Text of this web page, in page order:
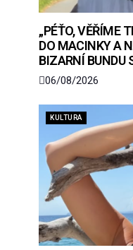
„PÉŤO, VĚŘÍME
DO MACINKY A
BIZARNÍ BUNDU
06/08/2026
KULTURA